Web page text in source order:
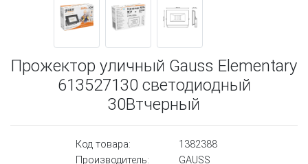
Прожектор уличный Gauss Elementary
613527130 светодиодный
30Втчерный
Код товара:
1382388
Производитель:
GAUSS